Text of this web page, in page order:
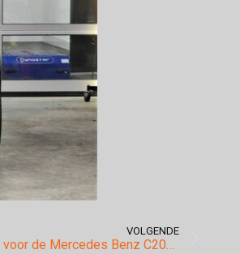
VOLGENDE
Een groot verschil voor de Mercedes Benz C200 CDI met standaard 136pk!